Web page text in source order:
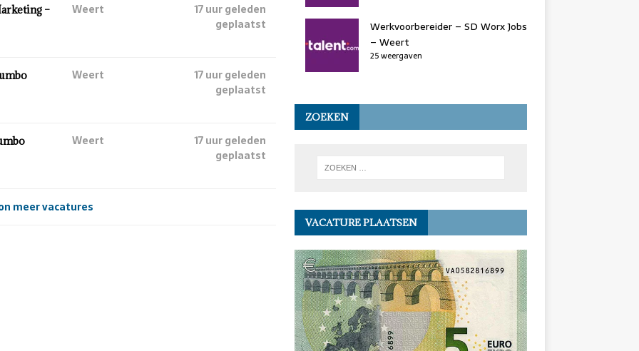
– Weert
17 uur geleden
geplaatst
Weert
17 uur geleden
geplaatst
Weert
17 uur geleden
geplaatst
meer vacatures
Werkvoorbereider – SD Worx Jobs
– Weert
25 weergaven
ZOEKEN
VACATURE PLAATSEN